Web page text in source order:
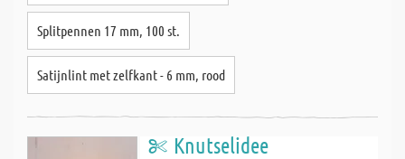
Splitpennen 17 mm, 100 st.
Satijnlint met zelfkant - 6 mm, rood
Knutselidee